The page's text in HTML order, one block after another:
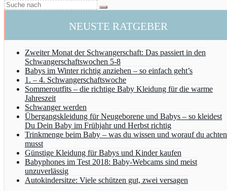
NEUSTE RATGEBER
Zweiter Monat der Schwangerschaft: Das passiert in den
Schwangerschaftswochen 5-8
Babys im Winter richtig anziehen – so einfach geht’s
1. – 4. Schwangerschaftswoche
Sommeroutfits – die richtige Baby Kleidung für die warme
Jahreszeit
Schwanger werden
Übergangskleidung für Neugeborene und Babys – so kleidest
Du Dein Baby im Frühjahr und Herbst richtig
Trinkmenge beim Baby – was du wissen und worauf du achten
musst
Günstige Kleidung für Babys und Kinder kaufen
Babyphones im Test 2018: Baby-Webcams sind meist
unzuverlässig
Autokindersitze: Viele schützen gut, zwei versagen